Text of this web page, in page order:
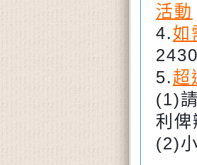
活動
4.如
5.超
(1)
利俾
(2)